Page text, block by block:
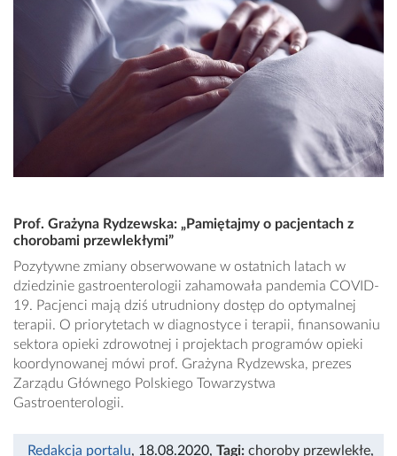
Prof. Grażyna Rydzewska: „Pamiętajmy o pacjentach z
chorobami przewlekłymi”
Pozytywne zmiany obserwowane w ostatnich latach w
dziedzinie gastroenterologii zahamowała pandemia COVID-
19. Pacjenci mają dziś utrudniony dostęp do optymalnej
terapii. O priorytetach w diagnostyce i terapii, finansowaniu
sektora opieki zdrowotnej i projektach programów opieki
koordynowanej mówi prof. Grażyna Rydzewska, prezes
Zarządu Głównego Polskiego Towarzystwa
Gastroenterologii.
Redakcja portalu, 18.08.2020, Tagi: choroby przewlekłe,